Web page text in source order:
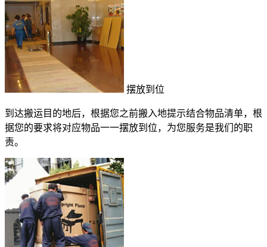
摆放到位
到达搬运目的地后，根据您之前搬入地提示结合物品清单，根
据您的要求将对应物品一一摆放到位，为您服务是我们的职
责。